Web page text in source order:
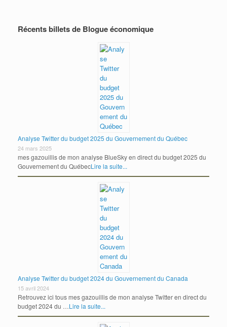
Récents billets de Blogue économique
Analyse Twitter du budget 2025 du Gouvernement du Québec
24 mars 2025
mes gazouillis de mon analyse BlueSky en direct du budget 2025 du
Gouvernement du QuébecLire la suite...
Analyse Twitter du budget 2024 du Gouvernement du Canada
15 avril 2024
Retrouvez ici tous mes gazouillis de mon analyse Twitter en direct du
budget 2024 du …Lire la suite...